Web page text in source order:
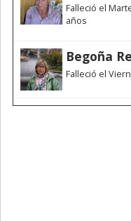
Falleció el
años
Begoña
Falleció el